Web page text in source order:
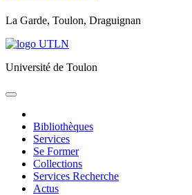
La Garde, Toulon, Draguignan
Université de Toulon
Toggle
Bibliothèques
Services
Se Former
Collections
Services Recherche
Actus